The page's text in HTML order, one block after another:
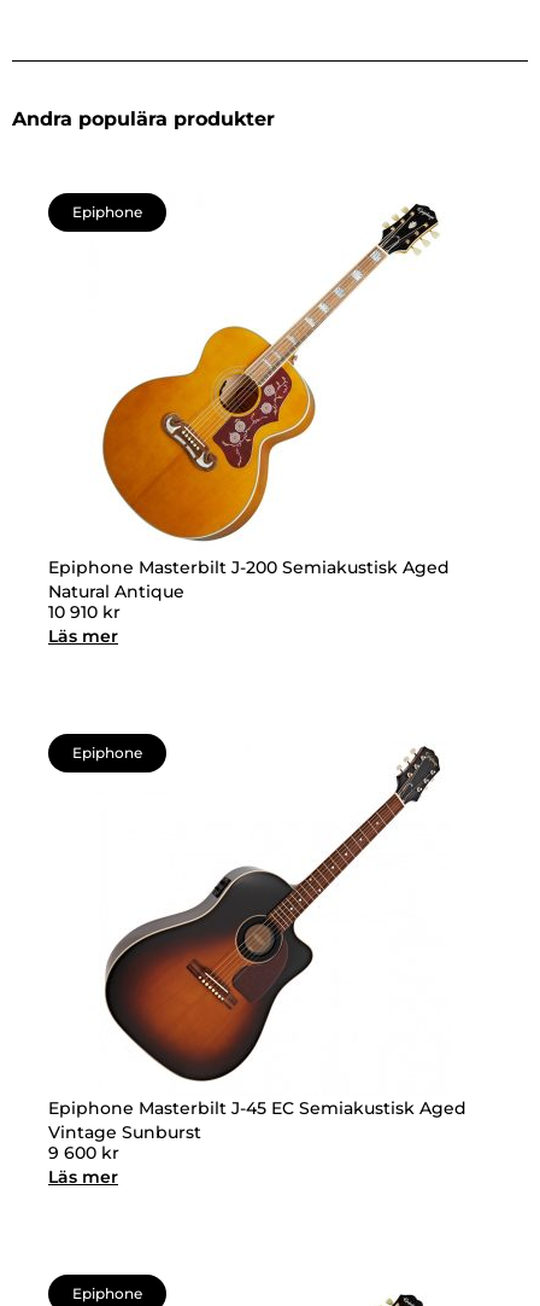
Andra populära produkter
Epiphone
Epiphone Masterbilt J-200 Semiakustisk Aged
Natural Antique
10 910 kr
Läs mer
Epiphone
Epiphone Masterbilt J-45 EC Semiakustisk Aged
Vintage Sunburst
9 600 kr
Läs mer
Epiphone